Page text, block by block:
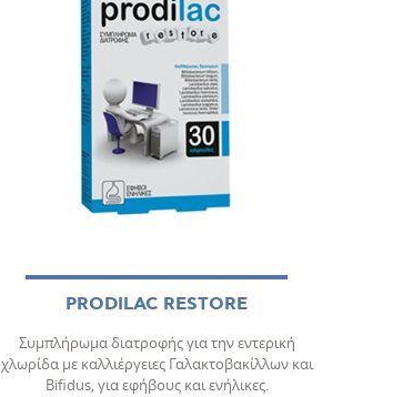
PRODILAC RESTORE
Συμπλήρωμα διατροφής για την εντερική
χλωρίδα με καλλιέργειες Γαλακτοβακίλλων και
Bifidus, για εφήβους και ενήλικες.